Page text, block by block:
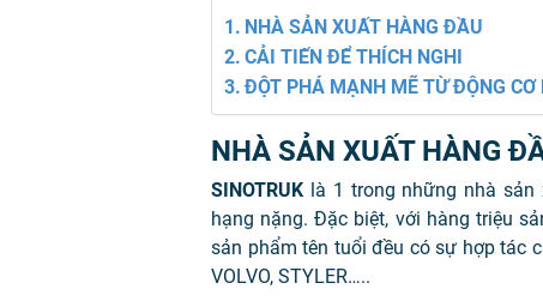
NHÀ SẢN XUẤT HÀNG ĐẦU
CẢI TIẾN ĐỂ THÍCH NGHI
ĐỘT PHÁ MẠNH MẼ TỪ ĐỘNG
NHÀ SẢN XUẤT HÀNG
SINOTRUK là 1 trong những nhà
hạng nặng. Đặc biệt, với hàng triệu
sản phẩm tên tuổi đều có sự hợp tác
VOLVO, STYLER…..